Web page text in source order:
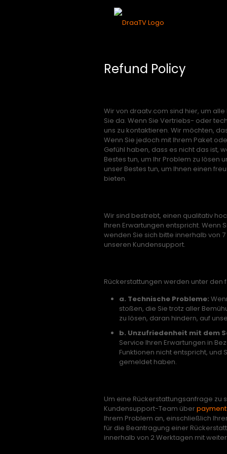
Refund Policy
Wir von draatv.com sind hier, um
Sie da. Wenn Sie Vertriebs- oder
uns zu kontaktieren. Wir möchten,
Wenn Sie jedoch mit Ihrem Paket
Gefühl haben, dass es nicht das ist,
Bestes tun, um Ihr Problem zu lösen
unser Bestes tun, um Ihnen einen
bieten.
Wir sind bestrebt, einen qualitativ
Ihren Erwartungen entspricht. Wenn
wenden Sie sich bitte innerhalb von
unseren Kundensupport.
Rückerstattungen werden unter
a. Technische Probleme:
stoßen, die Sie trotz aller
zu lösen, daran hindern, auf
b. Unzufriedenheit mit dem
Service Ihren Erwartungen in
Funktionen nicht entspricht,
gemeldet haben.
Um eine Rückerstattungsanfrage zu
Kundensupport-Team über
Ihrem Problem an, einschließlich
für die Beantragung einer
innerhalb von 2 Werktagen mit